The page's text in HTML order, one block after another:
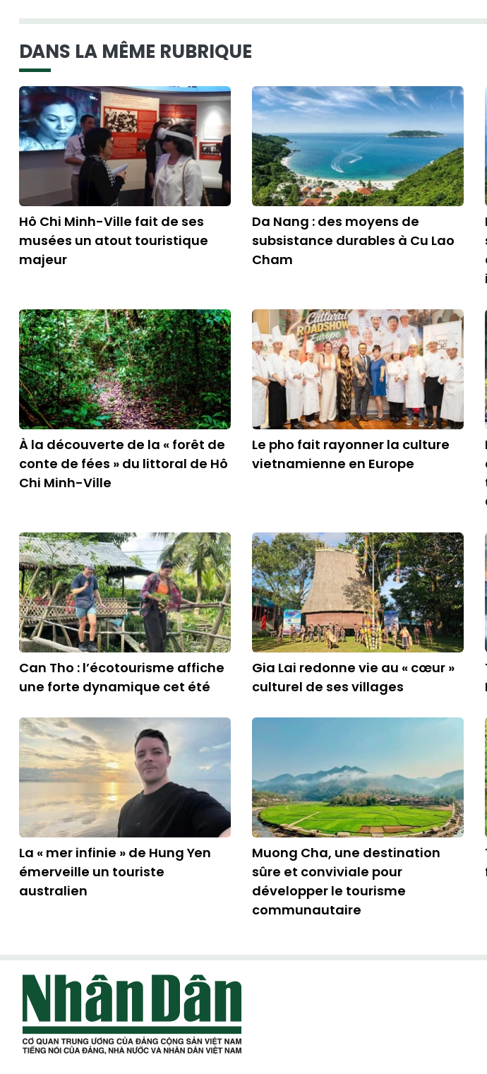
DANS LA MÊME RUBRIQUE
Hô Chi Minh-Ville fait de ses
musées un atout touristique
majeur
Da Nang : des moyens de
subsistance durables à Cu Lao
Cham
À la découverte de la « forêt de
conte de fées » du littoral de Hô
Chi Minh-Ville
Le pho fait rayonner la culture
vietnamienne en Europe
Can Tho : l’écotourisme affiche
une forte dynamique cet été
Gia Lai redonne vie au « cœur »
culturel de ses villages
La « mer infinie » de Hung Yen
émerveille un touriste
australien
Muong Cha, une destination
sûre et conviviale pour
développer le tourisme
communautaire